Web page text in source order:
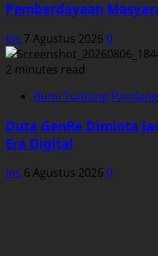
Pemberdayaan
Ins 7 Agustus 2026 0
2 minutes read
Bumi Tuntung Pandang
Duta GenRe Diminta
Era Digital
Ins 6 Agustus 2026 0